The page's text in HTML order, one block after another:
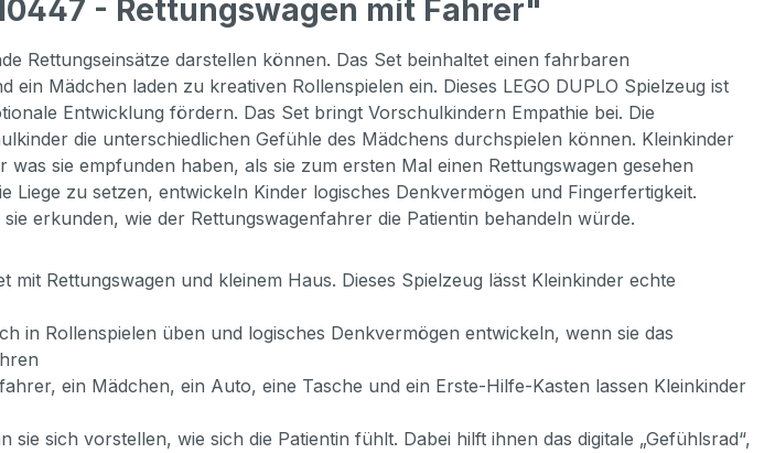
- Rettungswagen mit Fahrer"
Rettungseinsätze darstellen können. Das Set beinhaltet einen fahrbaren
Mädchen laden zu kreativen Rollenspielen ein. Dieses LEGO DUPLO Spielzeug ist
Entwicklung fördern. Das Set bringt Vorschulkindern Empathie bei. Die
die unterschiedlichen Gefühle des Mädchens durchspielen können. Kleinkinder
sie empfunden haben, als sie zum ersten Mal einen Rettungswagen gesehen
Liege zu setzen, entwickeln Kinder logisches Denkvermögen und Fingerfertigkeit.
erkunden, wie der Rettungswagenfahrer die Patientin behandeln würde.
Rettungswagen und kleinem Haus. Dieses Spielzeug lässt Kleinkinder echte
in Rollenspielen üben und logisches Denkvermögen entwickeln, wenn sie das
ein Mädchen, ein Auto, eine Tasche und ein Erste-Hilfe-Kasten lassen Kleinkinder
sich vorstellen, wie sich die Patientin fühlt. Dabei hilft ihnen das digitale „Gefühlsrad“,